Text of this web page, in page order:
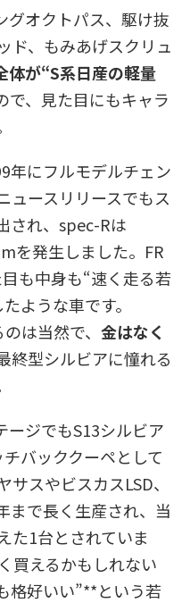
グオクトパス、駆け抜
ド、もみあげスクリュ
体が“S系日産の軽量
で、見た目にもキャラ
年にフルモデルチェン
ュースリリースでもス
され、spec-Rは
を発生しました。FR
も中身も“速く走る若
ような車です。
は当然で、 金はなく
終型シルビアに憧れる
ージでもS13シルビア
バッククーペとして
スやビスカスLSD、
まで長く生産され、当
た1台とされていま
買えるかもしれない
格好いい”**という若